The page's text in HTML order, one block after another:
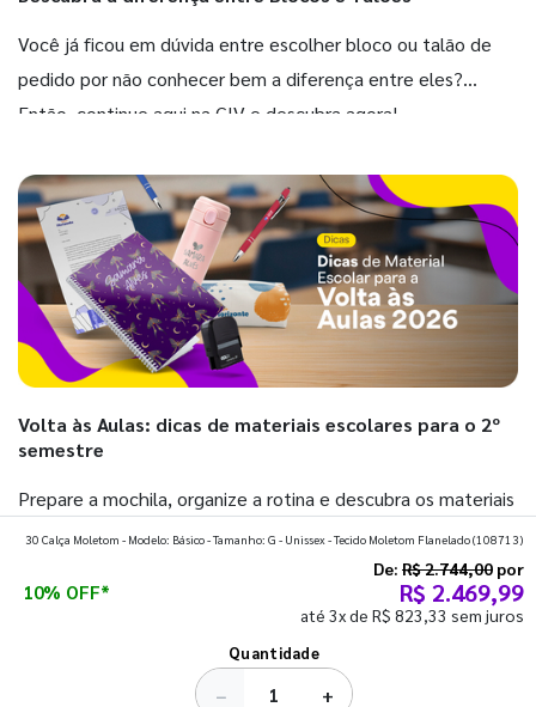
Você já ficou em dúvida entre escolher bloco ou talão de
pedido por não conhecer bem a diferença entre eles?
Então, continue aqui na GIV e descubra agora!
Volta às Aulas: dicas de materiais escolares para o 2º
semestre
Prepare a mochila, organize a rotina e descubra os materiais
que fazem toda diferença para começar o segundo
30 Calça Moletom - Modelo: Básico - Tamanho: G - Unissex - Tecido Moletom Flanelado(108713)
10% OFF*
De: R$ 2.744,00 por
R$ 2.469,99
até 3x de R$ 823,33 sem juros
Quantidade
− +